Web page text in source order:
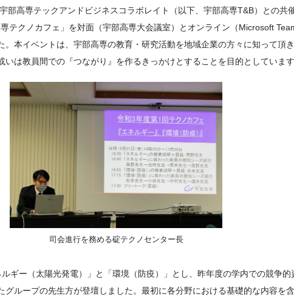
部高専テックアンドビジネスコラボレイト（以下、宇部高専T&B）との共
専テクノカフェ」を対面（宇部高専大会議室）とオンライン（Microsoft
。本イベントは、宇部高専の教育・研究活動を地域企業の方々に知って頂
いは教員間での『つながり』を作るきっかけとすることを目的としています
司会進行を務める碇テクノセンター長
ギー（太陽光発電）」と「環境（防疫）」とし、昨年度の学内での競争的
グループの先生方が登壇しました。最初に各分野における基礎的な内容を